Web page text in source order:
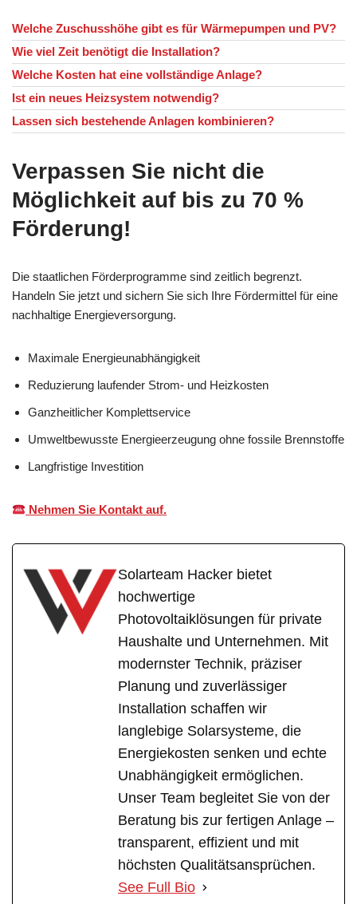
Welche Zuschusshöhe gibt es für Wärmepumpen und PV?
Wie viel Zeit benötigt die Installation?
Welche Kosten hat eine vollständige Anlage?
Ist ein neues Heizsystem notwendig?
Lassen sich bestehende Anlagen kombinieren?
Verpassen Sie nicht die
Möglichkeit auf bis zu 70 %
Förderung!
Die staatlichen Förderprogramme sind zeitlich begrenzt.
Handeln Sie jetzt und sichern Sie sich Ihre Fördermittel für eine
nachhaltige Energieversorgung.
Maximale Energieunabhängigkeit
Reduzierung laufender Strom- und Heizkosten
Ganzheitlicher Komplettservice
Umweltbewusste Energieerzeugung ohne fossile Brennstoffe
Langfristige Investition
Nehmen Sie Kontakt auf.
Solarteam Hacker bietet
hochwertige
Photovoltaiklösungen für private
Haushalte und Unternehmen. Mit
modernster Technik, präziser
Planung und zuverlässiger
Installation schaffen wir
langlebige Solarsysteme, die
Energiekosten senken und echte
Unabhängigkeit ermöglichen.
Unser Team begleitet Sie von der
Beratung bis zur fertigen Anlage –
transparent, effizient und mit
höchsten Qualitätsansprüchen.
See Full Bio